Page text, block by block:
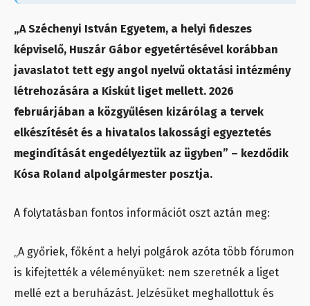
„A Széchenyi István Egyetem, a helyi fideszes
képviselő, Huszár Gábor egyetértésével korábban
javaslatot tett egy angol nyelvű oktatási intézmény
létrehozására a Kiskút liget mellett. 2026
februárjában a közgyűlésen kizárólag a tervek
elkészítését és a hivatalos lakossági egyeztetés
megindítását engedélyeztük az ügyben” – kezdődik
Kósa Roland alpolgármester posztja.
A folytatásban fontos információt oszt aztán meg:
„A győriek, főként a helyi polgárok azóta több fórumon
is kifejtették a véleményüket: nem szeretnék a liget
mellé ezt a beruházást. Jelzésüket meghallottuk és